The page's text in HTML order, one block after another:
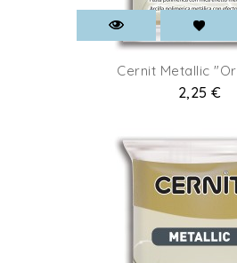
Cernit Metallic
Prix
2,25 €